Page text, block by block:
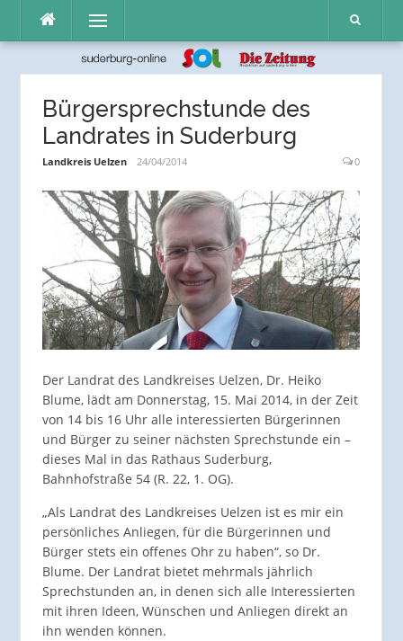
Inhalt
Menü
Bürgersprechstunde des
Landrates in Suderburg
Landkreis Uelzen 24/04/2014 0
Der Landrat des Landkreises Uelzen, Dr. Heiko
Blume, lädt am Donnerstag, 15. Mai 2014, in der Zeit
von 14 bis 16 Uhr alle interessierten Bürgerinnen
und Bürger zu seiner nächsten Sprechstunde ein –
dieses Mal in das Rathaus Suderburg,
Bahnhofstraße 54 (R. 22, 1. OG).
„Als Landrat des Landkreises Uelzen ist es mir ein
persönliches Anliegen, für die Bürgerinnen und
Bürger stets ein offenes Ohr zu haben“, so Dr.
Blume. Der Landrat bietet mehrmals jährlich
Sprechstunden an, in denen sich alle Interessierten
mit ihren Ideen, Wünschen und Anliegen direkt an
ihn wenden können.